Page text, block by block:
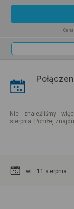
Nie znaleźliśmy
sierpnia. Poniżej
wt.. 11 sierpnia